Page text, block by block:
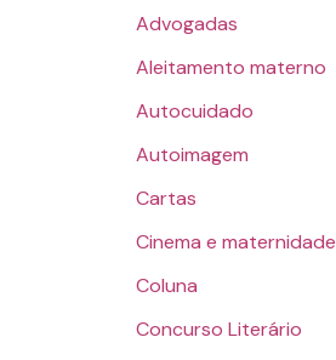
Advogadas
Aleitamento materno
Autocuidado
Autoimagem
Cartas
Cinema e maternidade
Coluna
Concurso Literário